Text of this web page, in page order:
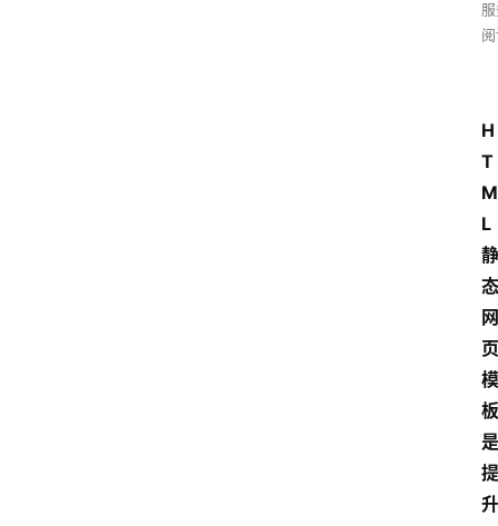
H
T
M
L
静
态
网
页
模
板
是
提
升